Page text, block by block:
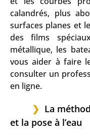
calandrés, plus
surfaces planes et
des films
métallique, les
vous aider à faire
consulter un
en ligne.
La
et la pose à l’eau